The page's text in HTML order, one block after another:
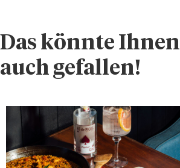
Das könnte Ihnen
auch gefallen!